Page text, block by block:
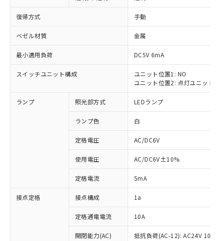
復帰方式 手動
ベゼル材質 金属
最小適用負荷 DC5V 6mA
スイッチユニット構成
ユニット位置1: NO
ユニット位置2: 点灯ユニット
ランプ 照光部方式 LEDランプ
ランプ色 白
定格電圧 AC/DC6V
使用電圧 AC/DC6V±10%
定格電流 5mA
接点定格 接点構成 1a
定格通電電流 10A
開閉能力(AC)
抵抗負荷(AC-12): AC24V 10A/
ご利用条件
以下の条件をお読みいただき、同意のうえ
ご利用ください。
本サービスは、当社制御機器事業取扱
商品の当社在庫状況および標準価格
(税抜)を提供させていただくもので
当社制御機器事業取扱商品の中には、
※1 対応状況
対応済み：EU RoHS指令（10物質）の
非含有に対応した製品が提供可能な商品で
対応予定：EU RoHS指令（10物質）の非含
有に対応した製品に切り替える予定のある
対応予定なし：EU RoHS指令（10物質）の
非含有に非対応の商品で、対応品を出す予
定はありません。
調査・確認中：EU RoHS指令（10物質）の
非含有の対応状況を調査中または確認中の
非該当品：ライセンス料など無形物で、有
害物質有無と関係のない商品です。
※1 中国RoHS○×表
「○」：最大均質材料含有率が中国RoHSの
基準値以下であることを示します。